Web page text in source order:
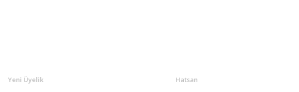
emirhan aydın | 14/01/2026
Yeni Üyelik Hatsan